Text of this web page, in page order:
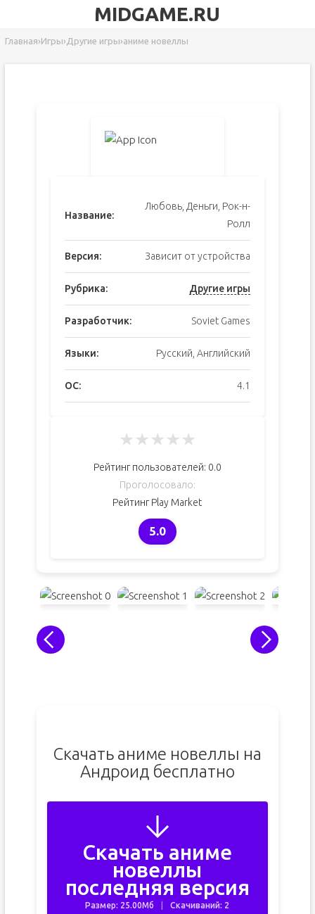
MIDGAME.RU
Главная›Игры› Другие игры›аниме новеллы
Название:
Любовь, Деньги, Рок-н-
Ролл
Версия: Зависит от устройства
Рубрика: Другие игры
Разработчик: Soviet Games
Языки: Русский, Английский
ОС: 4.1
★★★★★
Рейтинг пользователей: 0.0
Проголосовало:
Рейтинг Play Market
5.0
Скачать аниме новеллы на
Андроид бесплатно
Скачать аниме
новеллы
последняя версия
Размер: 25.00Мб Скачиваний: 2